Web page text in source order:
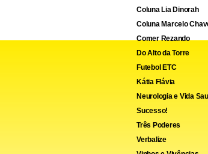
Coluna Lia Dinorah
Coluna Marcelo
Comer Rezando
Do Alto da Torre
Futebol ETC
Kátia Flávia
Neurologia e Vida
Sucesso!
Três Poderes
Verbalize